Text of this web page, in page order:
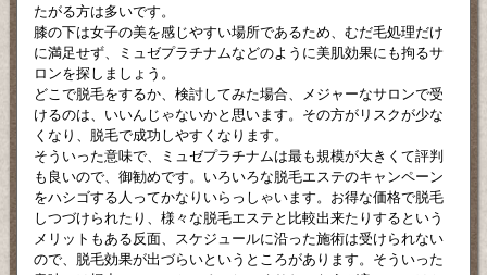
たがる方は多いです。
膝の下は女子の美を感じやすい場所であるため、むだ毛処理だけ
に満足せず、ミュゼプラチナムなどのように美肌効果にも拘るサ
ロンを探しましょう。
どこで脱毛をするか、検討してみた場合、メジャーなサロンで受
けるのは、いいんじゃないかと思います。その方がリスクが少な
くなり、脱毛で成功しやすくなります。
そういった意味で、ミュゼプラチナムは最も規模が大きくて評判
も良いので、御勧めです。いろいろな脱毛エステのキャンペーン
をハシゴする人ってかなりいらっしゃいます。お得な価格で脱毛
しつづけられたり、様々な脱毛エステと比較出来たりするという
メリットもある反面、スケジュールに沿った施術は受けられない
ので、脱毛効果が出づらいというところがあります。そういった